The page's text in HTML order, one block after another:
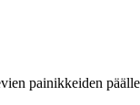
painikkeiden